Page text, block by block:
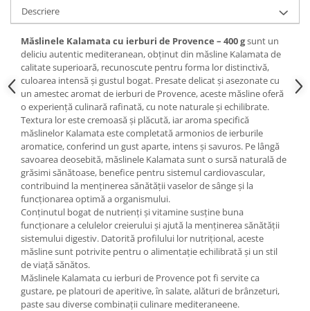
Descriere
Măslinele Kalamata cu ierburi de Provence – 400 gsunt un
deliciu autentic mediteranean, obținut din măsline Kalamata de
calitate superioară, recunoscute pentru forma lor distinctivă,
culoarea intensă și gustul bogat. Presate delicat și asezonate cu
un amestec aromat de ierburi de Provence, aceste măsline oferă
o experiență culinară rafinată, cu note naturale și echilibrate.
Textura lor este cremoasă și plăcută, iar aroma specifică
măslinelor Kalamata este completată armonios de ierburile
aromatice, conferind un gust aparte, intens și savuros. Pe lângă
savoarea deosebită, măslinele Kalamata sunt o sursă naturală de
grăsimi sănătoase, benefice pentru sistemul cardiovascular,
contribuind la menținerea sănătății vaselor de sânge și la
funcționarea optimă a organismului.
Conținutul bogat de nutrienți și vitamine susține buna
funcționare a celulelor creierului și ajută la menținerea sănătății
sistemului digestiv. Datorită profilului lor nutrițional, aceste
măsline sunt potrivite pentru o alimentație echilibrată și un stil
de viață sănătos.
Măslinele Kalamata cu ierburi de Provence pot fi servite ca
gustare, pe platouri de aperitive, în salate, alături de brânzeturi,
paste sau diverse combinații culinare mediteraneene.